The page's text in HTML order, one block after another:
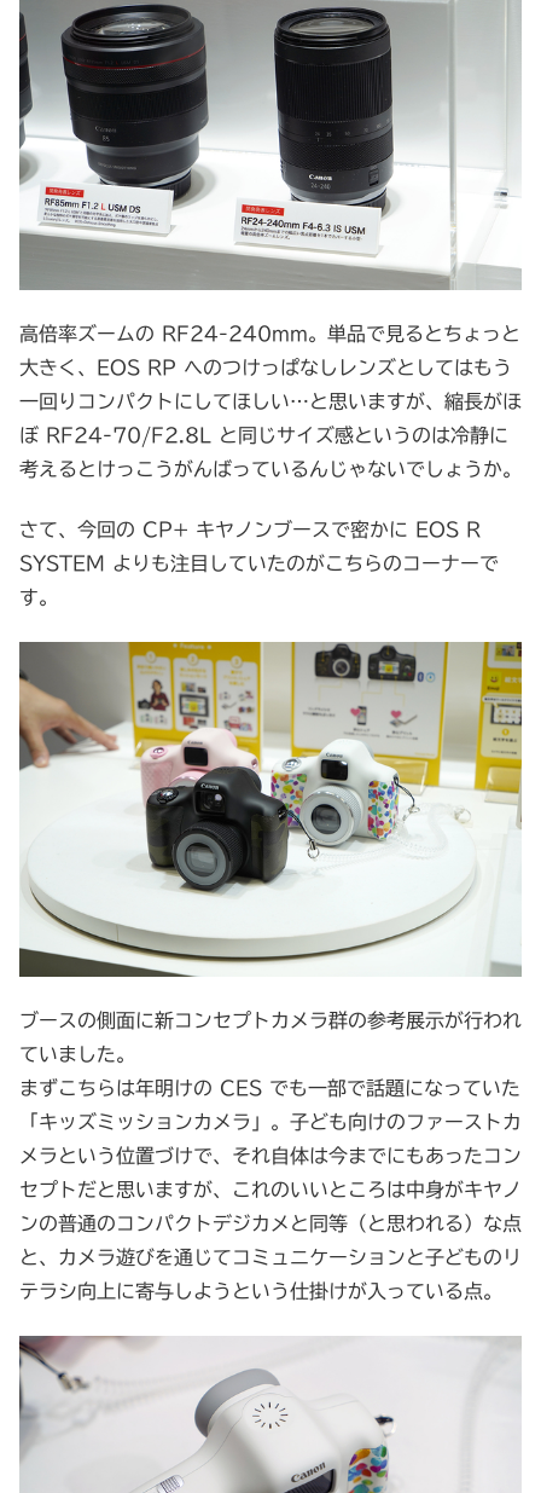
高倍率ズームの RF24-240mm。単品で見るとちょっと
大きく、EOS RP へのつけっぱなしレンズとしてはもう
一回りコンパクトにしてほしい…と思いますが、縮長がほ
ぼ RF24-70/F2.8L と同じサイズ感というのは冷静に
考えるとけっこうがんばっているんじゃないでしょうか。
さて、今回の CP+ キヤノンブースで密かに EOS R
SYSTEM よりも注目していたのがこちらのコーナーで
す。
ブースの側面に新コンセプトカメラ群の参考展示が行われ
ていました。
まずこちらは年明けの CES でも一部で話題になっていた
「キッズミッションカメラ」。子ども向けのファーストカ
メラという位置づけで、それ自体は今までにもあったコン
セプトだと思いますが、これのいいところは中身がキヤノ
ンの普通のコンパクトデジカメと同等（と思われる）な点
と、カメラ遊びを通じてコミュニケーションと子どものリ
テラシ向上に寄与しようという仕掛けが入っている点。